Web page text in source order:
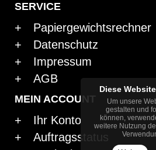
SERVICE
Papiergewichtsrechner
Datenschutz
Impressum
AGB
MEIN ACCOUNT
Ihr Konto
Auftragsstatus
Diese
Um unsere
gestalten und
können,
weitere Nutzung